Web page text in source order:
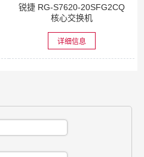
锐捷 RG-S7620-20SFG2CQ
核心交换机
详细信息